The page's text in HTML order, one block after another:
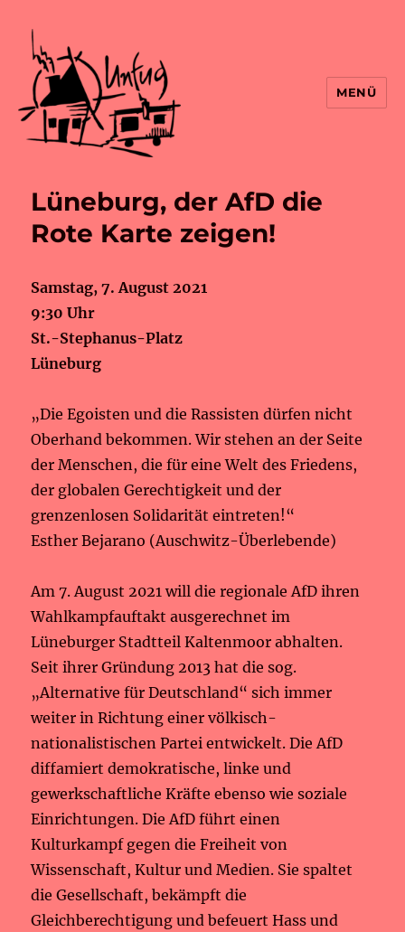
MENÜ
Lüneburg, der AfD die
Rote Karte zeigen!
Samstag, 7. August 2021
9:30 Uhr
St.-Stephanus-Platz
Lüneburg
„Die Egoisten und die Rassisten dürfen nicht
Oberhand bekommen. Wir stehen an der Seite
der Menschen, die für eine Welt des Friedens,
der globalen Gerechtigkeit und der
grenzenlosen Solidarität eintreten!“
Esther Bejarano (Auschwitz-Überlebende)
Am 7. August 2021 will die regionale AfD ihren
Wahlkampfauftakt ausgerechnet im
Lüneburger Stadtteil Kaltenmoor abhalten.
Seit ihrer Gründung 2013 hat die sog.
„Alternative für Deutschland“ sich immer
weiter in Richtung einer völkisch-
nationalistischen Partei entwickelt. Die AfD
diffamiert demokratische, linke und
gewerkschaftliche Kräfte ebenso wie soziale
Einrichtungen. Die AfD führt einen
Kulturkampf gegen die Freiheit von
Wissenschaft, Kultur und Medien. Sie spaltet
die Gesellschaft, bekämpft die
Gleichberechtigung und befeuert Hass und